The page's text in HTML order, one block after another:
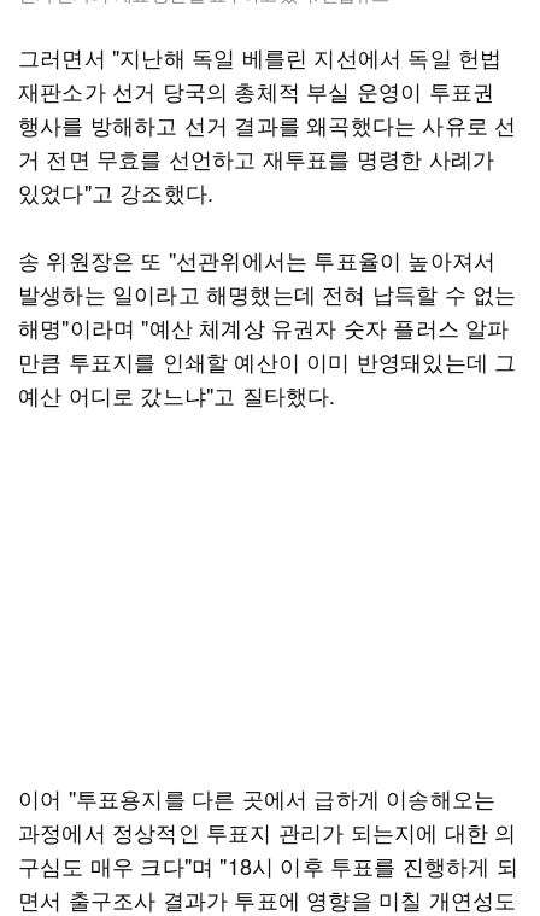
그러면서 "지난해 독일 베를린 지선에서 독일 헌법
재판소가 선거 당국의 총체적 부실 운영이 투표권
행사를 방해하고 선거 결과를 왜곡했다는 사유로 선
거 전면 무효를 선언하고 재투표를 명령한 사례가
있었다"고 강조했다.
송 위원장은 또 "선관위에서는 투표율이 높아져서
발생하는 일이라고 해명했는데 전혀 납득할 수 없는
해명"이라며 "예산 체계상 유권자 숫자 플러스 알파
만큼 투표지를 인쇄할 예산이 이미 반영돼있는데 그
예산 어디로 갔느냐"고 질타했다.
이어 "투표용지를 다른 곳에서 급하게 이송해오는
과정에서 정상적인 투표지 관리가 되는지에 대한 의
구심도 매우 크다"며 "18시 이후 투표를 진행하게 되
면서 출구조사 결과가 투표에 영향을 미칠 개연성도